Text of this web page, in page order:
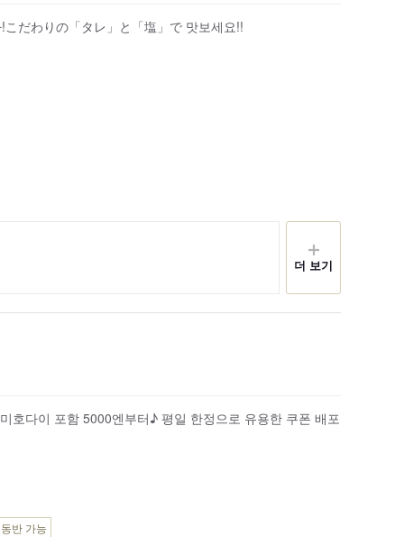
だわりの「タレ」と「塩」で 맛보세요!!
더 보기
호다이 포함 5000엔부터♪ 평일 한정으로 유용한 쿠폰 배포
반 가능